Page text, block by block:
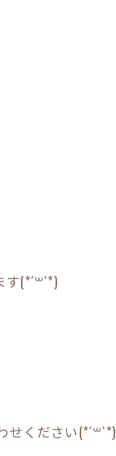
(*´꒳`*)
ください(*´꒳`*)